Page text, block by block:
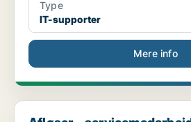
Type
IT-supporter
Mere info
Afløser - servicemedarbejder til Århus